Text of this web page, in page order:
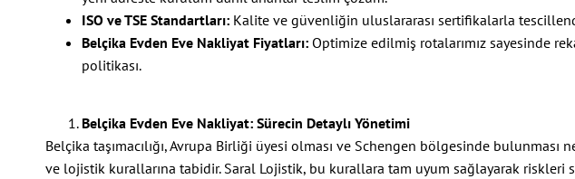
ISO ve TSE Standartları: Kalite ve güvenliğin uluslararası sertifikalarla
Belçika Evden Eve Nakliyat Fiyatları: Optimize edilmiş rotalarımız sayesinde
politikası.
Belçika Evden Eve Nakliyat: Sürecin Detaylı Yönetimi
Belçika taşımacılığı, Avrupa Birliği üyesi olması ve Schengen bölgesinde bulunması
ve lojistik kurallarına tabidir. Saral Lojistik, bu kurallara tam uyum sağlayarak riskleri